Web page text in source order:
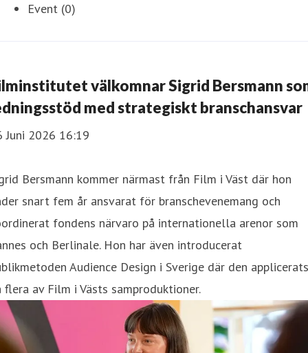
Event (0)
välkomnar Sigrid Bersmann
med strategiskt branschansvar
Juni 2026 16:19
Bersmann kommer närmast från Film i Väst där hon
snart fem år ansvarat för branschevenemang och
fondens närvaro på internationella arenor som
och Berlinale. Hon har även introducerat
Audience Design i Sverige där den applicerats
flera av Film i Västs samproduktioner.